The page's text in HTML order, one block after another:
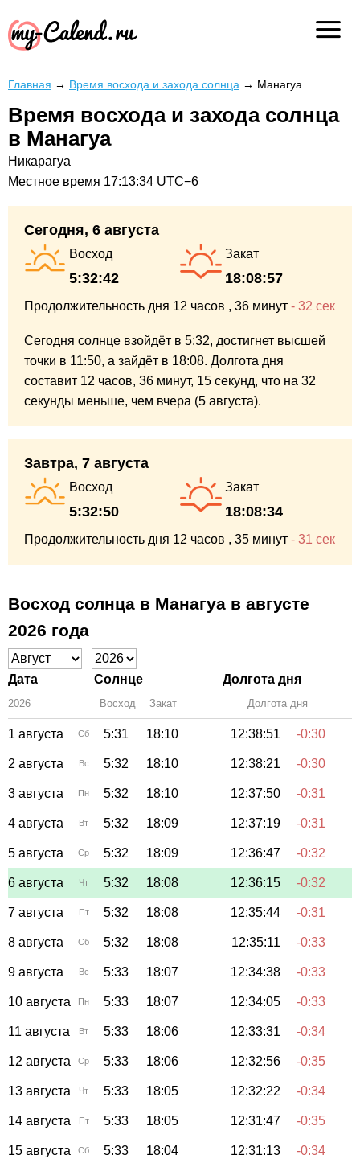
Главная → Время восхода и захода солнца → Манагуа
Время восхода и захода солнца
в Манагуа
Никарагуа
Местное время 17:13:35 UTC−6
Сегодня, 6 августа
Восход
5:32:42
Закат
18:08:57
Продолжительность дня 12 часов , 36 минут - 32 сек
Сегодня солнце взойдёт в 5:32, достигнет высшей
точки в 11:50, а зайдёт в 18:08. Долгота дня
составит 12 часов, 36 минут, 15 секунд, что на 32
секунды меньше, чем вчера (5 августа).
Завтра, 7 августа
Восход
5:32:50
Закат
18:08:34
Продолжительность дня 12 часов , 35 минут - 31 сек
Восход солнца в Манагуа в августе
2026 года
Дата Солнце Долгота дня
2026 Восход Закат Долгота дня
1 августа Сб 5:31 18:10 12:38:51 -0:30
2 августа Вс 5:32 18:10 12:38:21 -0:30
3 августа Пн 5:32 18:10 12:37:50 -0:31
4 августа Вт 5:32 18:09 12:37:19 -0:31
5 августа Ср 5:32 18:09 12:36:47 -0:32
6 августа Чт 5:32 18:08 12:36:15 -0:32
7 августа Пт 5:32 18:08 12:35:44 -0:31
8 августа Сб 5:32 18:08 12:35:11 -0:33
9 августа Вс 5:33 18:07 12:34:38 -0:33
10 августа Пн 5:33 18:07 12:34:05 -0:33
11 августа Вт 5:33 18:06 12:33:31 -0:34
12 августа Ср 5:33 18:06 12:32:56 -0:35
13 августа Чт 5:33 18:05 12:32:22 -0:34
14 августа Пт 5:33 18:05 12:31:47 -0:35
15 августа Сб 5:33 18:04 12:31:13 -0:34